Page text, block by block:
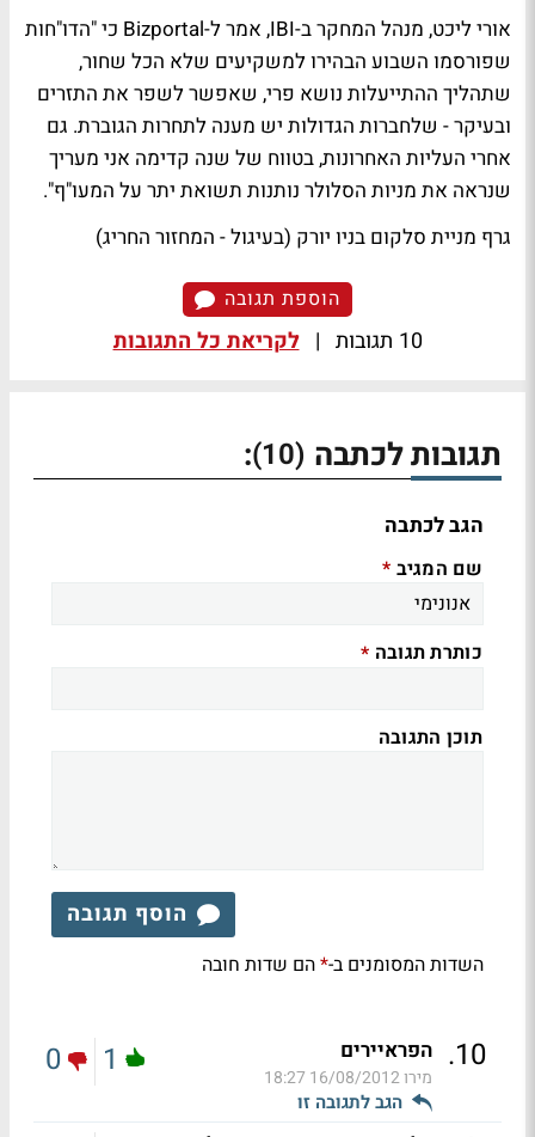
אורי ליכט
, מנהל המחקר ב-IBI, אמר ל-Bizportal כי "הדו"חות
שפורסמו השבוע הבהירו למשקיעים שלא הכל שחור,
שתהליך ההתייעלות נושא פרי, שאפשר לשפר את התזרים
ובעיקר - שלחברות הגדולות יש מענה לתחרות הגוברת. גם
אחרי העליות האחרונות, בטווח של שנה קדימה אני מעריך
שנראה את מניות הסלולר נותנות תשואת יתר על המעו"ף".
גרף מניית סלקום בניו יורק (בעיגול - המחזור החריג)
הוספת תגובה
10 תגובות | לקריאת כל התגובות
תגובות לכתבה (10)
:
הגב לכתבה
שם המגיב *
כותרת תגובה *
תוכן התגובה
הוסף תגובה
השדות המסומנים ב-*הם שדות חובה
10
. הפראיירים
מירו16/08/2012 18:27
הגב לתגובה זו
1
0